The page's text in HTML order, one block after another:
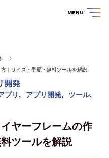
MENU
｜サイズ・手順・無料ツールを解説
開発
プリ , アプリ開発, ツール,
ヤーフレームの作
ツールを解説